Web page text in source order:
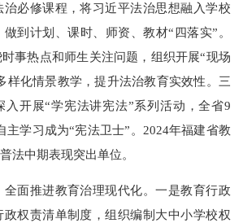
必修课程，将习近平法治思想融入学校
到计划、课时、师资、教材“四落实”。
事热点和师生关注问题，组织开展“现场
样化情景教学，提升法治教育实效性。三
入开展“学宪法讲宪法”系列活动，全省9
主学习成为“宪法卫士”。2024年福建省教
法中期表现突出单位。
推进教育治理现代化。一是教育行政
权责清单制度，组织编制大中小学校权